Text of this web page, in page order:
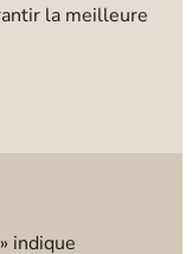
la meilleure
» indique